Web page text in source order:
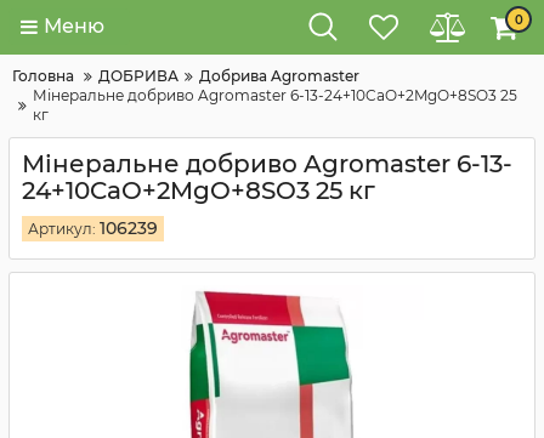
Меню 0
Головна ДОБРИВА
Добрива Agromaster
Мінеральне добриво Agromaster 6-13-24+10CaO+2MgO+8SO3 25
кг
Мінеральне добриво Agromaster 6-13-
24+10CaO+2MgO+8SO3 25 кг
Артикул: 106239